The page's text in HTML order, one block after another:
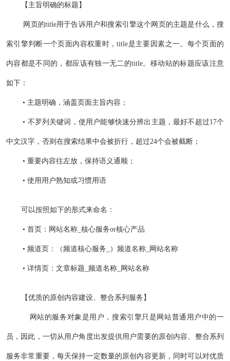
【主旨明确的标题】
网页的title用于告诉用户和搜索引擎这个网页的主题是什么，搜
索引擎判断一个页面内容权重时，title是主要因素之一。每个页面的
内容都是不同的，都应该有独一无二的title。移动站的标题应该注意
如下：
• 主题明确，涵盖页面主旨内容；
• 不罗列关键词，使用户能够快速分辨出主题，最好不超过17个
中文汉字，否则在搜索结果中会被折行，超过24个会被截断；
• 重要内容往左放，保持语义通顺；
• 使用用户熟知或习惯用语
可以按照如下的形式来命名：
• 首页：网站名称_核心服务or核心产品
• 频道页：（频道核心服务_）频道名称_网站名称
• 详情页：文章标题_频道名称_网站名称
【优质的原创内容建设、整合系列服务】
网站的服务对象是用户，搜索引擎只是网站普通用户中的一
员，因此，一切从用户角度出发提供用户需要的原创内容、整合系列
服务非常重要，每天保持一定数量的原创内容更新，同时可以对优质